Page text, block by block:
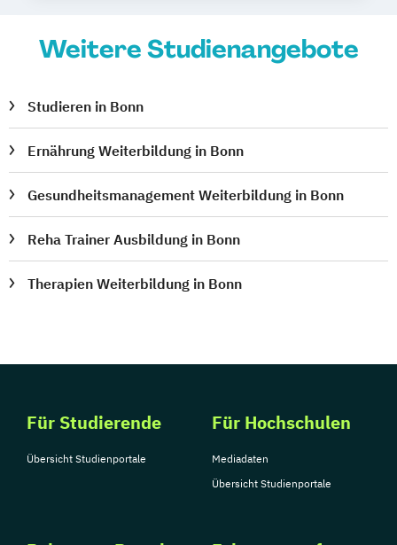
Weitere Studienangebote
Studieren in Bonn
Ernährung Weiterbildung in Bonn
Gesundheitsmanagement Weiterbildung in Bonn
Reha Trainer Ausbildung in Bonn
Therapien Weiterbildung in Bonn
Für Studierende
Übersicht Studienportale
Für Hochschulen
Mediadaten
Übersicht Studienportale